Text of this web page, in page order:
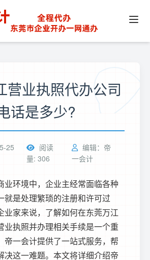
营业执照代办公司
话是多少?
25
阅读
量: 306
编辑：帝
一会计
业环境中，企业主经常面临各种
就是处理繁琐的注册和许可过
业家来说，了解如何在东莞万江
业执照并办理相关手续是一个重
帝一会计提供了一站式服务，帮
决这一难题。本文将详细介绍帝